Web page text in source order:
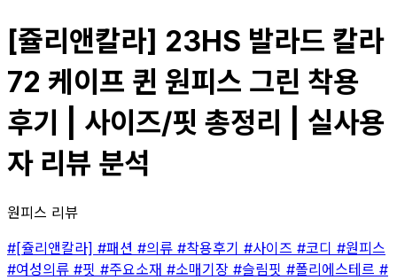
[쥴리앤칼라] 23HS 발라드 칼라
72 케이프 퀸 원피스 그린 착용
후기 | 사이즈/핏 총정리 | 실사용
자 리뷰 분석
원피스 리뷰
#[쥴리앤칼라] #패션 #의류 #착용후기 #사이즈 #코디 #원피스
#여성의류 #핏 #주요소재 #소매기장 #슬림핏 #폴리에스테르 #